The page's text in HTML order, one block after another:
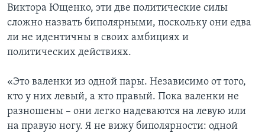
Виктора Ющенко, эти две политические силы
сложно назвать биполярными, поскольку они едва
ли не идентичны в своих амбициях и
политических действиях.
«Это валенки из одной пары. Независимо от того,
кто у них левый, а кто правый. Пока валенки не
разношены – они легко надеваются на левую или
на правую ногу. Я не вижу биполярности: одной